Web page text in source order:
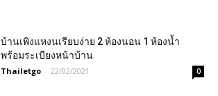
บ้านเพิงแหงนเรียบง่าย 2 ห้องนอน 1 ห้องน้ำ
พร้อมระเบียงหน้าบ้าน
Thailetgo - 22/02/2021 0